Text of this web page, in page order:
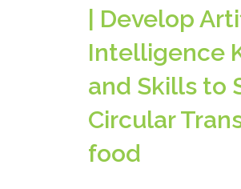
| Develop
Intelligence
and Skills to
Circular
food